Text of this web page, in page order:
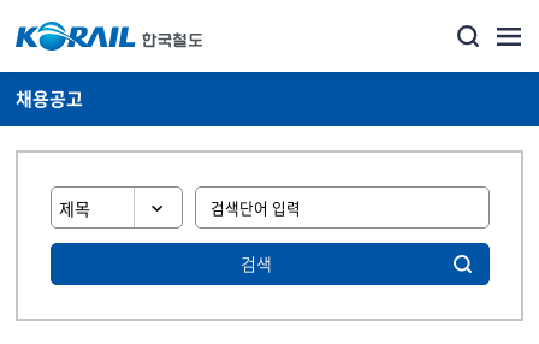
채용공고
검색